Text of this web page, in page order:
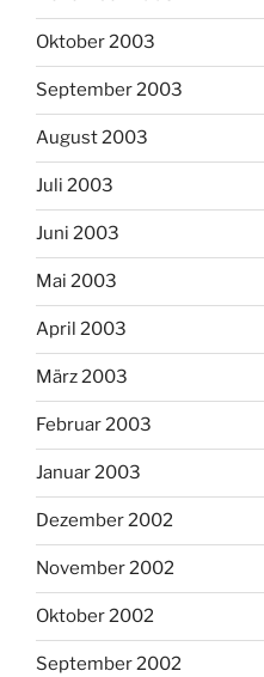
Oktober 2003
September 2003
August 2003
Juli 2003
Juni 2003
Mai 2003
April 2003
März 2003
Februar 2003
Januar 2003
Dezember 2002
November 2002
Oktober 2002
September 2002